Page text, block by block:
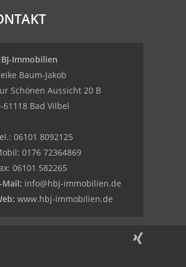
Immobilien
Baum-Jakob
Schönen Aussicht 20 B
61118 Bad Vilbel
06101 8092125
0176 72364869
06101 582265
Mail: info@hbj-immobilien.de
www.hbj-immobilien.de